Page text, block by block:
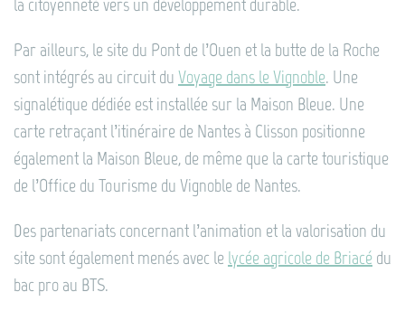
Par ailleurs, le site du Pont de l’Ouen et la butte de la Roche
sont intégrés au circuit du Voyage dans le Vignoble. Une
signalétique dédiée est installée sur la Maison Bleue. Une
carte retraçant l’itinéraire de Nantes à Clisson positionne
également la Maison Bleue, de même que la carte touristique
de l’Office du Tourisme du Vignoble de Nantes.
Des partenariats concernant l’animation et la valorisation du
site sont également menés avec le lycée agricole de Briacé du
bac pro au BTS.